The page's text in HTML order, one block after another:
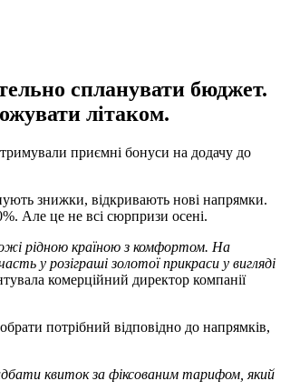
спланувати бюджет.
літаком.
приємні бонуси на додачу до
знижки, відкривають нові напрямки.
Але це не всі сюрпризи осені.
рідною країною з комфортом. На
у розіграші золотої прикраси у вигляді
комерційний директор компанії
потрібний відповідно до напрямків,
квиток за фіксованим тарифом, який